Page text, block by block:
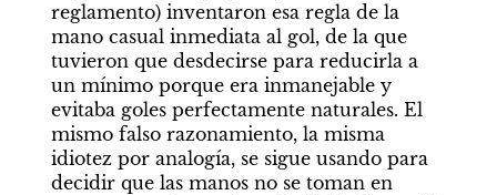
reglamento) inventaron esa regla de la
mano casual inmediata al gol, de la que
tuvieron que desdecirse para reducirla a
un mínimo porque era inmanejable y
evitaba goles perfectamente naturales. El
mismo falso razonamiento, la misma
idiotez por analogía, se sigue usando para
decidir que las manos no se toman en